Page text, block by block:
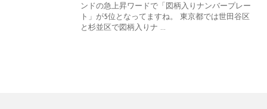
ンドの急上昇ワードで「図柄入りナンバープレー
ト」が5位となってますね。 東京都では世田谷区
と杉並区で図柄入りナ ...